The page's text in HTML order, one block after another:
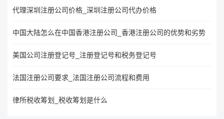
代理深圳注册公司价格_深圳注册公司代办价格
中国大陆怎么在中国香港注册公司_香港注册公司的优势和劣势
美国公司注册登记号_注册登记号和税务登记号
法国注册公司要求_法国注册公司流程和费用
律所税收筹划_税收筹划是什么